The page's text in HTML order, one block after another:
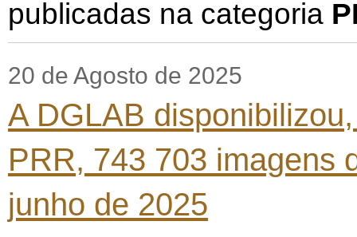
publicadas na categoria
20 de Agosto de 2025
A DGLAB
PRR, 743 703 imagens
junho de 2025